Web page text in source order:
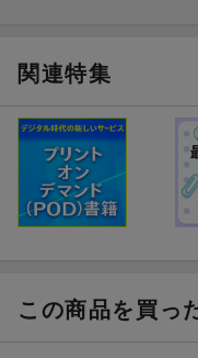
06．僧坊体験はドタバタ
07．知識と経験に救われ
09．いかなるときも“災難
関連特集
この商品を買っ